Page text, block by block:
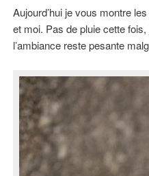
Aujourd’hui je vous montre
et moi. Pas de pluie cette
l’ambiance reste pesante